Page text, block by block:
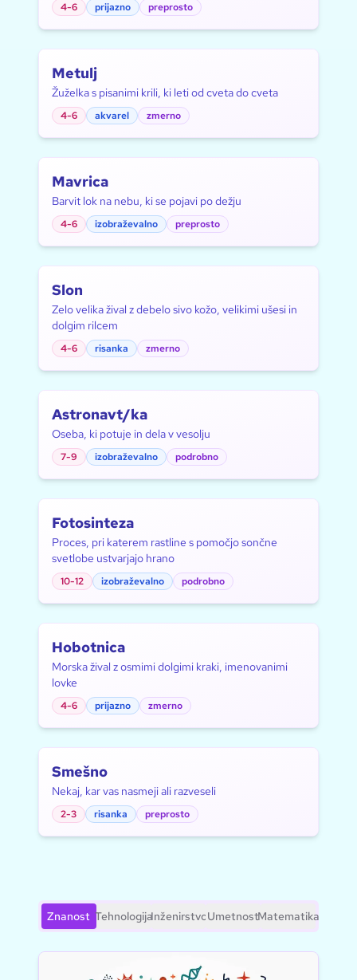
4-6 prijazno preprosto
Metulj
Žuželka s pisanimi krili, ki leti od cveta do cveta
4-6 akvarel zmerno
Mavrica
Barvit lok na nebu, ki se pojavi po dežju
4-6 izobraževalno preprosto
Slon
Zelo velika žival z debelo sivo kožo, velikimi ušesi in
dolgim rilcem
4-6 risanka zmerno
Astronavt/ka
Oseba, ki potuje in dela v vesolju
7-9 izobraževalno podrobno
Fotosinteza
Proces, pri katerem rastline s pomočjo sončne
svetlobe ustvarjajo hrano
10-12 izobraževalno podrobno
Hobotnica
Morska žival z osmimi dolgimi kraki, imenovanimi
lovke
4-6 prijazno zmerno
Smešno
Nekaj, kar vas nasmeji ali razveseli
2-3 risanka preprosto
Znanost TehnologijaInženirstvoUmetnostMatematika